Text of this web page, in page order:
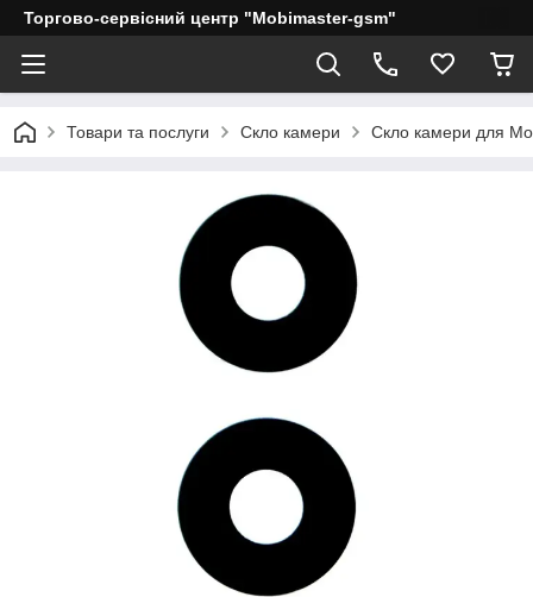
Торгово-сервісний центр "Mobimaster-gsm"
Товари та послуги Скло камери Скло камери для